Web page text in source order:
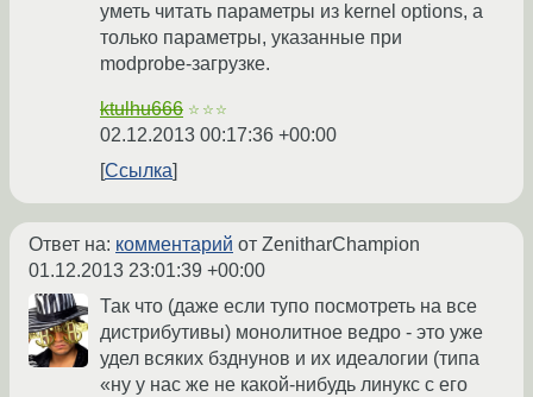
уметь читать параметры из kernel options, а
только параметры, указанные при
modprobe-загрузке.
ktulhu666 ☆☆☆
02.12.2013 00:17:36 +00:00
Ссылка
Ответ на: комментарий от ZenitharChampion
01.12.2013 23:01:39 +00:00
Так что (даже если тупо посмотреть на все
дистрибутивы) монолитное ведро - это уже
удел всяких бзднунов и их идеалогии (типа
«ну у нас же не какой-нибудь линукс с его